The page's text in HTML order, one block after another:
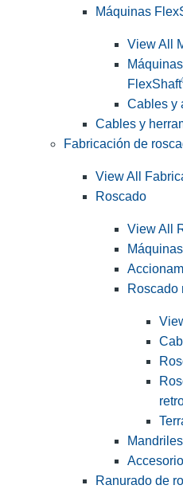
Máquinas
View All
FlexShaft
Cables y
Cables y
Fabricación de
View All
Roscado
View All
Roscado
Ranurado de